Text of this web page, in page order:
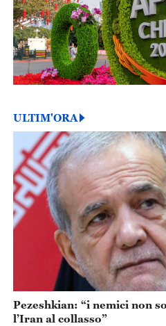
ULTIM'ORA
Pezeshkian: “i nemici non
l’Iran al collasso”